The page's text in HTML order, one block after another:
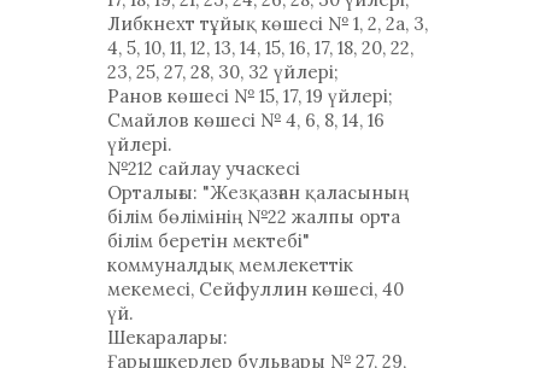
Либкнехт тұйық көшесі № 1, 2, 2а, 3,
4, 5, 10, 11, 12, 13, 14, 15, 16, 17, 18, 20, 22,
23, 25, 27, 28, 30, 32 үйлері;
Ранов көшесі № 15, 17, 19 үйлері;
Смайлов көшесі № 4, 6, 8, 14, 16
үйлері.
№212 сайлау учаскесі
Орталығы: "Жезқазған қаласының
білім бөлімінің №22 жалпы орта
білім беретін мектебі"
коммуналдық мемлекеттік
мекемесі, Сейфуллин көшесі, 40
үй.
Шекаралары:
Ғарышкерлер бульвары № 27, 29,